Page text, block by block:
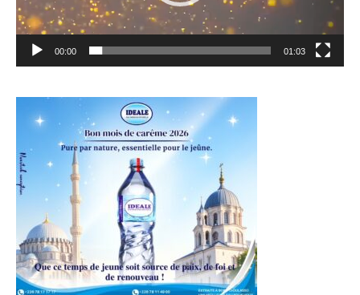
00:00 01:03